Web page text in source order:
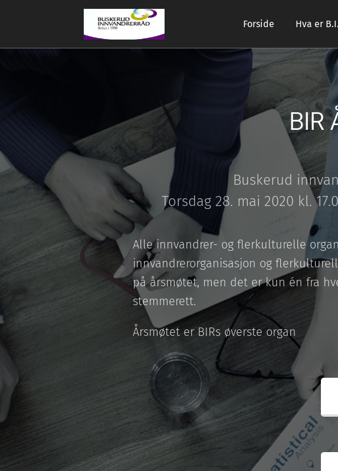
Forside Hva er
BIR
Buskerud
Torsdag 28. mai 2020 kl.
Alle innvandrer- og flerkulturelle
innvandrerorganisasjon og
på årsmøtet, men det er kun én fra
stemmerett.
Årsmøtet er BIRs øverste organ